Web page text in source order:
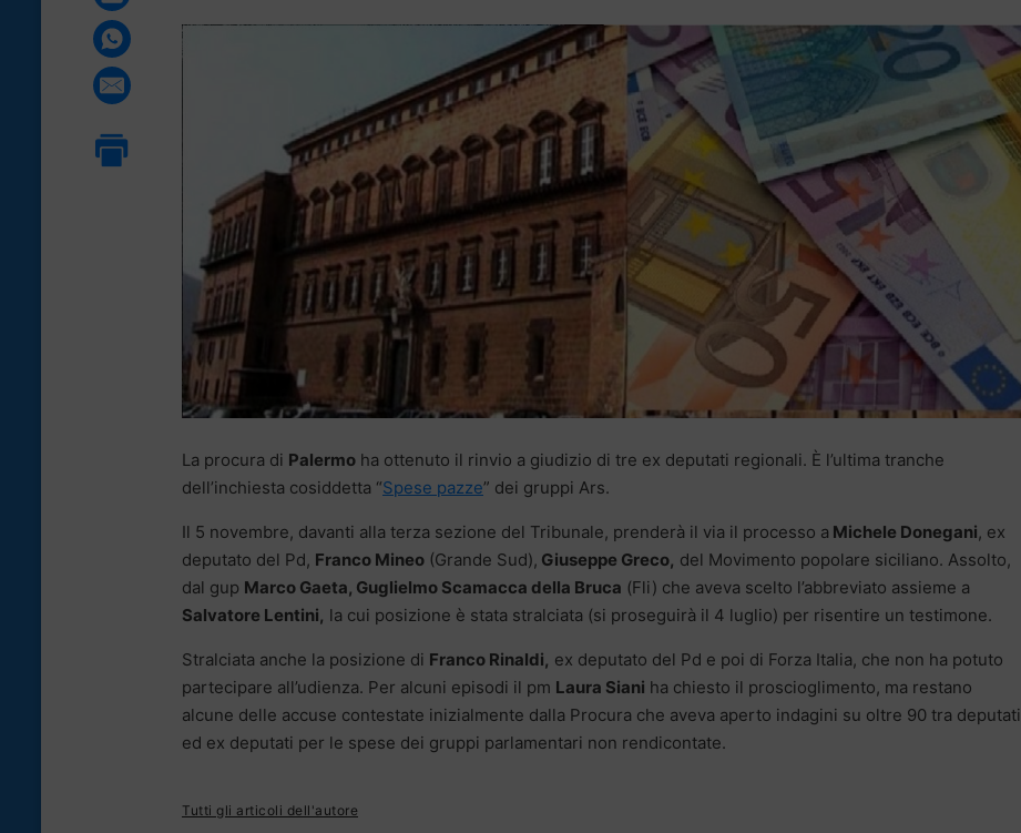
La procura di Palermo ha ottenuto il rinvio a giudizio di tre ex deputati regionali. È l’ultima tranche
dell’inchiesta cosiddetta “Spese pazze” dei gruppi Ars.
Il 5 novembre, davanti alla terza sezione del Tribunale, prenderà il via il processo a Michele Donegani, ex
deputato del Pd, Franco Mineo (Grande Sud), Giuseppe Greco, del Movimento popolare siciliano. Assolto,
dal gup Marco Gaeta, Guglielmo Scamacca della Bruca (Fli) che aveva scelto l’abbreviato assieme a
Salvatore Lentini, la cui posizione è stata stralciata (si proseguirà il 4 luglio) per risentire un testimone.
Stralciata anche la posizione di Franco Rinaldi, ex deputato del Pd e poi di Forza Italia, che non ha potuto
partecipare all’udienza. Per alcuni episodi il pm Laura Siani ha chiesto il proscioglimento, ma restano
alcune delle accuse contestate inizialmente dalla Procura che aveva aperto indagini su oltre 90 tra deputati
ed ex deputati per le spese dei gruppi parlamentari non rendicontate.
Tutti gli articoli dell'autore